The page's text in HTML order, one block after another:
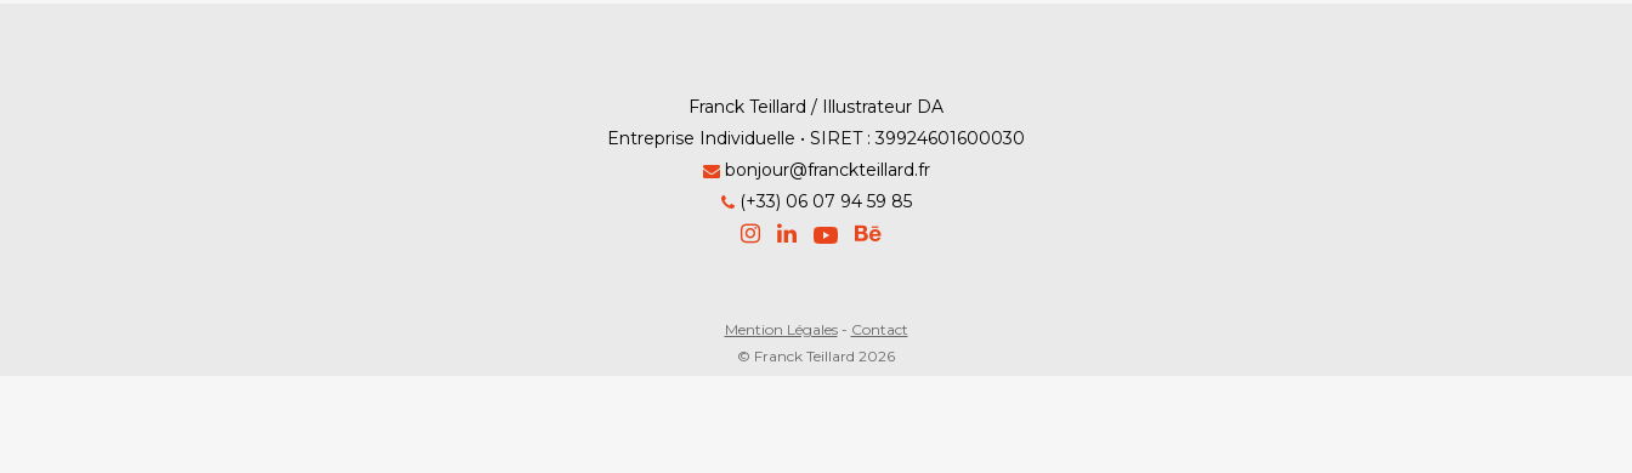
Franck Teillard / Illustrateur DA
Entreprise Individuelle • SIRET : 39924601600030
bonjour@franckteillard.fr
(+33) 06 07 94 59 85
Mention Légales- Contact
© Franck Teillard 2026